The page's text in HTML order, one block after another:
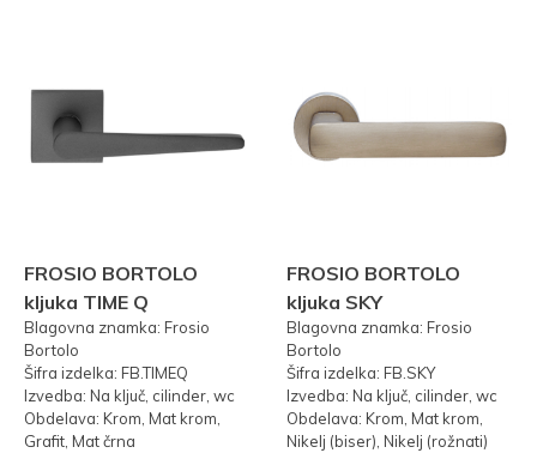
FROSIO BORTOLO
kljuka TIME Q
Blagovna znamka: Frosio
Bortolo
Šifra izdelka: FB.TIMEQ
Izvedba: Na ključ, cilinder, wc
Obdelava: Krom, Mat krom,
Grafit, Mat črna
FROSIO BORTOLO
kljuka SKY
Blagovna znamka: Frosio
Bortolo
Šifra izdelka: FB.SKY
Izvedba: Na ključ, cilinder, wc
Obdelava: Krom, Mat krom,
Nikelj (biser), Nikelj (rožnati)